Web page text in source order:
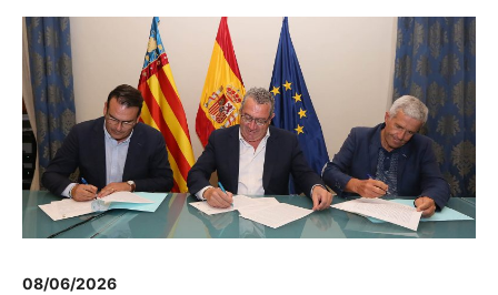
08/06/2026